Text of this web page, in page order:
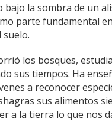
bajo la sombra de un
parte fundamental
suelo.
los bosques, e
sus tiempos. Ha
a reconocer
sus alimentos
a la tierra lo que nos